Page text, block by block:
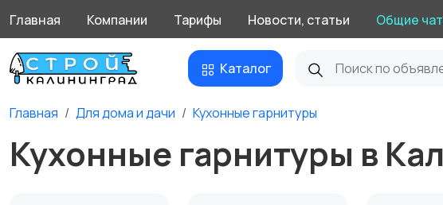
Главная Компании Тарифы Новости, статьи Общие
Каталог
Главная Для дома и дачи Кухонные гарнитуры
Кухонные гарнитуры в